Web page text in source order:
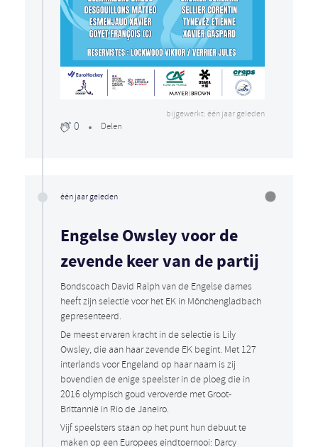
bijgewerkt: één jaar geleden
0 Delen
één jaar geleden
Engelse Owsley voor de
zevende keer van de partij
Bondscoach David Ralph van de Engelse dames
heeft zijn selectie voor het EK in Mönchengladbach
gepresenteerd.
De meest ervaren kracht in de selectie is Lily
Owsley, die aan haar zevende EK begint. Met 127
interlands voor Engeland op haar naam is zij
bovendien de enige speelster in de ploeg die in
2016 olympisch goud veroverde met Groot-
Brittannië in Rio de Janeiro.
Vijf speelsters staan op het punt hun debuut te
maken op een Europees eindtoernooi: Darcy